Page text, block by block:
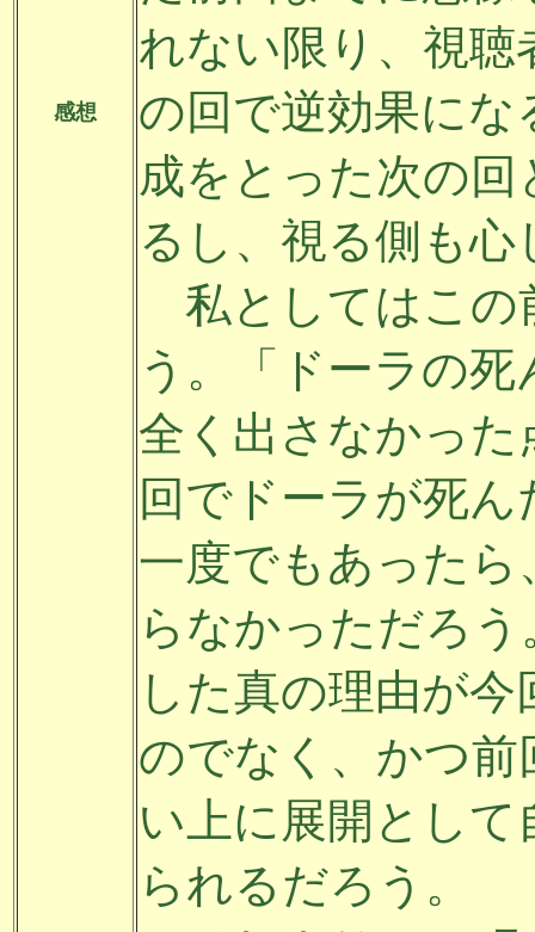
感想
れない限り、視
の回で逆効果に
成をとった次の
るし、視る側も
私としてはこの
う。「ドーラの
全く出さなかっ
回でドーラが死
一度でもあった
らなかっただろ
した真の理由が
のでなく、かつ
い上に展開とし
られるだろう。